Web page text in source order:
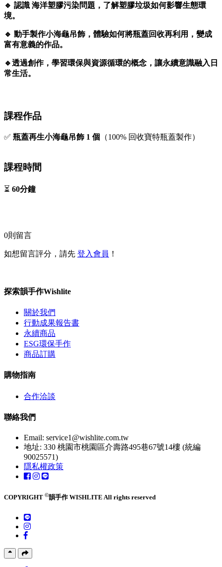
🔹 認識 海洋塑膠污染問題，了解塑膠垃圾如何影響生態環
境。
🔹 動手製作小海龜吊飾，體驗如何將瓶蓋回收再利用，變成
富有意義的作品。
🔹透過創作，學習環保與資源循環的概念，讓永續意識融入日
常生活。
課程作品
✅ 瓶蓋再生小海龜吊飾 1 個 （100% 回收寶特瓶蓋製作）
課程時間
⏳ 60分鐘
0則留言
如想留言評分，請先 登入會員 ！
探索韻手作Wishlite
關於我們
行動成果報告書
永續商品
ESG環保手作
商品訂購
購物指南
合作洽談
聯絡我們
Email: service1@wishlite.com.tw
地址: 330 桃園市桃園區介壽路495巷67號14樓 (統編
90025571)
隱私權政策
COPYRIGHT ©韻手作 WISHLITE All rights reserved